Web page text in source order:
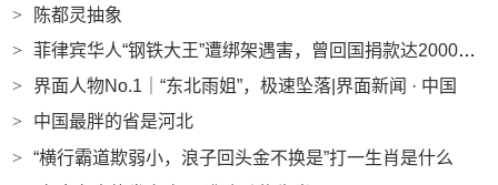
>
陈都灵抽象
>
菲律宾华人“钢铁大王”遭绑架遇害，曾回国捐款达2000多万|界面新闻 · 中国
>
界面人物No.1｜“东北雨姐”，极速坠落|界面新闻 · 中国
>
中国最胖的省是河北
>
“横行霸道欺弱小，浪子回头金不换是”打一生肖是什么